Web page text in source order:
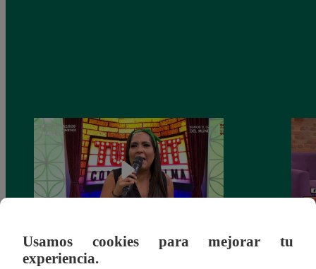
Tunait Programa Completo 13 de Junio
Usamos cookies para mejorar tu
experiencia.